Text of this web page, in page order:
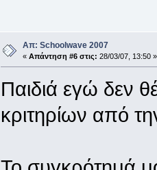
Απ: Schoolwave 2007
« Απάντηση #6 στις: 28/03/07, 13:50 »
Παιδιά εγώ δεν
κριτηρίων από